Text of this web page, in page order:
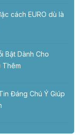
cách EURO dù là
Bật Dành Cho
Thêm
Đáng Chú Ý Giúp